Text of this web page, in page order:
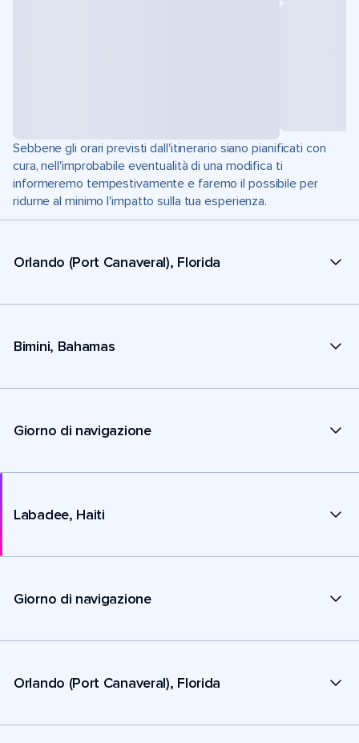
Sebbene gli orari previsti dall'itinerario siano pianificati con
cura, nell'improbabile eventualità di una modifica ti
informeremo tempestivamente e faremo il possibile per
ridurne al minimo l'impatto sulla tua esperienza.
Orlando (Port Canaveral), Florida
Bimini, Bahamas
Giorno di navigazione
Labadee, Haiti
Giorno di navigazione
Orlando (Port Canaveral), Florida